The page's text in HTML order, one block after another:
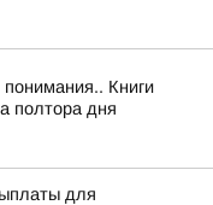
Книги
полтора дня
для